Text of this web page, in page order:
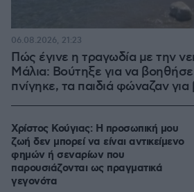
Πώς έγινε η τραγωδία με την
Μάλια: Βούτηξε για να
πνίγηκε, τα παιδιά φώναζαν για
06.08.2026, 21:23
Χρίστος Κούγιας: Η προσωπική μου
ζωή δεν μπορεί να είναι αντικείμενο
φημών ή σεναρίων που
παρουσιάζονται ως πραγματικά
γεγονότα